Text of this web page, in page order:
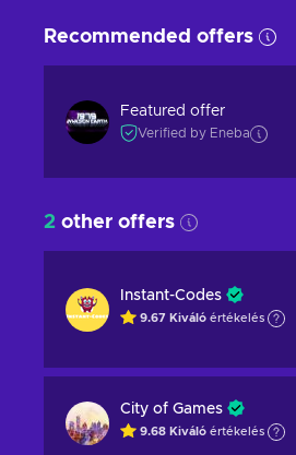
Recommended offers
Featured offer
Verified by Eneba
2 other offers
Instant-Codes
9.67 Kiváló értékelés
City of Games
9.68 Kiváló értékelés